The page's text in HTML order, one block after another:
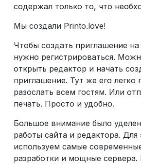
содержал только то, что
Мы создали Printo.love!
Чтобы создать приглашение на
нужно регистрироваться.
открыть редактор и начать
приглашение. Тут же его легко
разослать всем гостям. Или
печать. Просто и удобно.
Большое внимание было
работы сайта и редактора. Для
используем самые
разработки и мощные сервера.